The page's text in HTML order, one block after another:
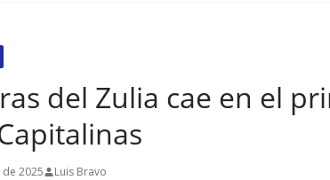
del Zulia cae en el
2025 Luis Bravo